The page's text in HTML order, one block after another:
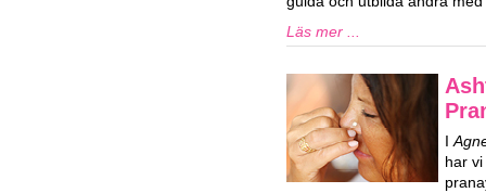
Läs mer ...
I
har